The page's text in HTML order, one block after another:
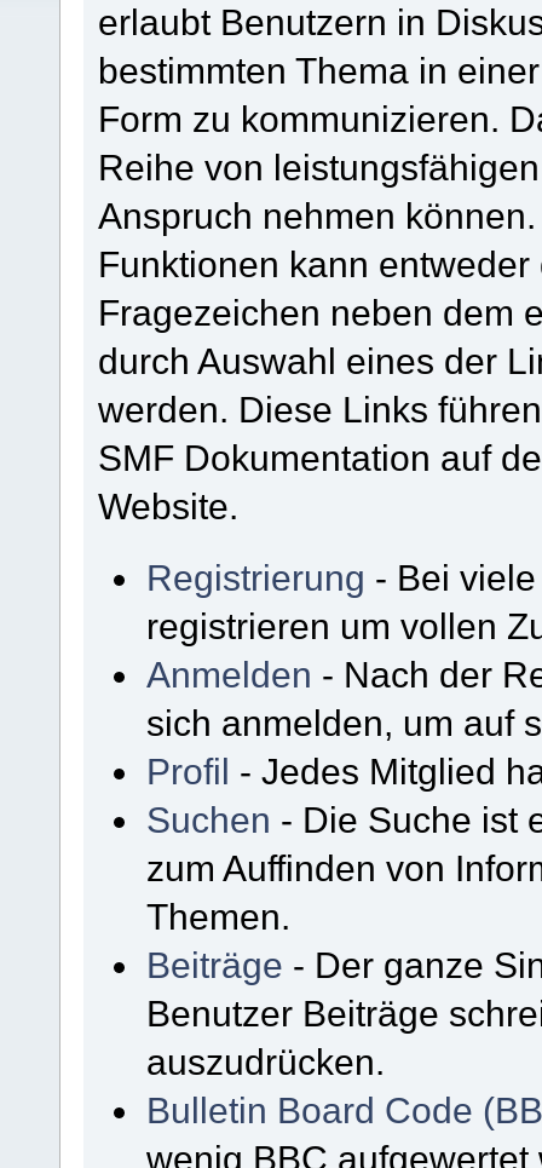
erlaubt Benutzern in
bestimmten Thema in
Form zu kommunizieren.
Reihe von
Anspruch nehmen
Funktionen kann
Fragezeichen neben dem
durch Auswahl eines der
werden. Diese Links
SMF Dokumentation auf
Website.
Registrierung - Bei
registrieren um vollen
Anmelden - Nach der
sich anmelden, um auf
Profil - Jedes Mitglied
Suchen - Die Suche ist
zum Auffinden von
Themen.
Beiträge - Der ganze
Benutzer Beiträge
auszudrücken.
Bulletin Board Code
wenig BBC aufgewertet